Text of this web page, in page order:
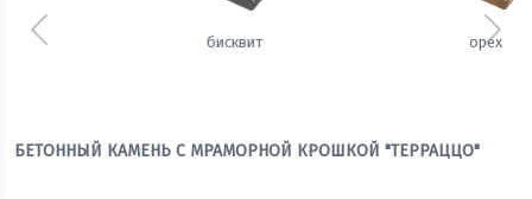
Предыдущий
БЕТОННЫЙ КАМЕНЬ С МРАМОРНОЙ КРОШКОЙ "ТЕРРАЦЦО"